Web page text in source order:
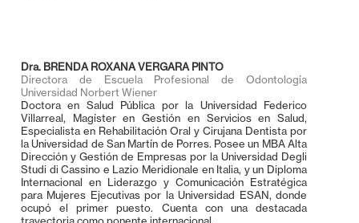
Dra. BRENDA ROXANA VERGARA PINTO
Directora de Escuela Profesional de Odontología
Universidad Norbert Wiener
Doctora en Salud Pública por la Universidad Federico
Villarreal, Magíster en Gestión en Servicios en Salud,
Especialista en Rehabilitación Oral y Cirujana Dentista por
la Universidad de San Martín de Porres. Posee un MBA Alta
Dirección y Gestión de Empresas por la Universidad Degli
Studi di Cassino e Lazio Meridionale en Italia, y un Diploma
Internacional en Liderazgo y Comunicación Estratégica
para Mujeres Ejecutivas por la Universidad ESAN, donde
ocupó el primer puesto. Cuenta con una destacada